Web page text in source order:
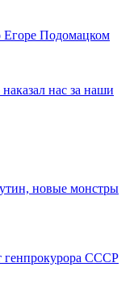
Егоре Подомацком
нас за наши
новые монстры
генпрокурора СССР